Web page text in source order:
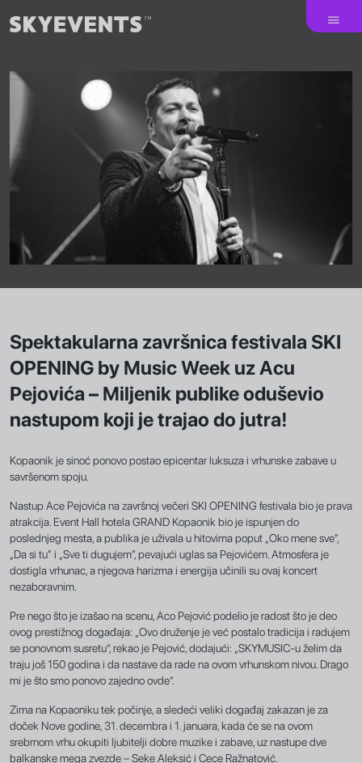
Spektakularna završnica festivala SKI
OPENING by Music Week uz Acu
Pejovića – Miljenik publike oduševio
nastupom koji je trajao do jutra!
Kopaonik je sinoć ponovo postao epicentar luksuza i vrhunske zabave u
savršenom spoju.
Nastup Ace Pejovića na završnoj večeri SKI OPENING festivala bio je prava
atrakcija. Event Hall hotela GRAND Kopaonik bio je ispunjen do
poslednjeg mesta, a publika je uživala u hitovima poput „Oko mene sve”,
„Da si tu” i „Sve ti dugujem”, pevajući uglas sa Pejovićem. Atmosfera je
dostigla vrhunac, a njegova harizma i energija učinili su ovaj koncert
nezaboravnim.
Pre nego što je izašao na scenu, Aco Pejović podelio je radost što je deo
ovog prestižnog događaja: „Ovo druženje je već postalo tradicija i radujem
se ponovnom susretu“, rekao je Pejović, dodajući: „SKYMUSIC-u želim da
traju još 150 godina i da nastave da rade na ovom vrhunskom nivou. Drago
mi je što smo ponovo zajedno ovde“.
Zima na Kopaoniku tek počinje, a sledeći veliki događaj zakazan je za
doček Nove godine, 31. decembra i 1. januara, kada će se na ovom
srebrnom vrhu okupiti ljubitelji dobre muzike i zabave, uz nastupe dve
balkanske mega zvezde – Seke Aleksić i Cece Ražnatović.